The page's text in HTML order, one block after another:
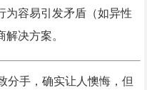
为容易引发矛盾（如异性
决方案。
分手，确实让人懊悔，但